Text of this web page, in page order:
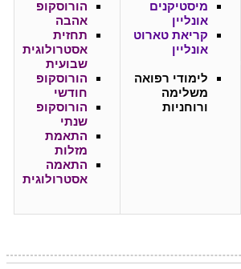
מיסטיקנים
אונליין
קריאת טארוט
אונליין
לימודי רפואה
משלימה
ורוחניות
הורוסקופ
אהבה
תחזית
אסטרולוגית
שבועית
הורוסקופ
חודשי
הורוסקופ
שנתי
התאמת
מזלות
התאמה
אסטרולוגית